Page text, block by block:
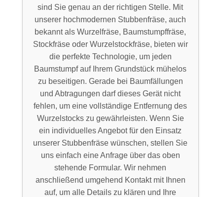
sind Sie genau an der richtigen Stelle. Mit
unserer hochmodernen Stubbenfräse, auch
bekannt als Wurzelfräse, Baumstumpffräse,
Stockfräse oder Wurzelstockfräse, bieten wir
die perfekte Technologie, um jeden
Baumstumpf auf Ihrem Grundstück mühelos
zu beseitigen. Gerade bei Baumfällungen
und Abtragungen darf dieses Gerät nicht
fehlen, um eine vollständige Entfernung des
Wurzelstocks zu gewährleisten. Wenn Sie
ein individuelles Angebot für den Einsatz
unserer Stubbenfräse wünschen, stellen Sie
uns einfach eine Anfrage über das oben
stehende Formular. Wir nehmen
anschließend umgehend Kontakt mit Ihnen
auf, um alle Details zu klären und Ihre